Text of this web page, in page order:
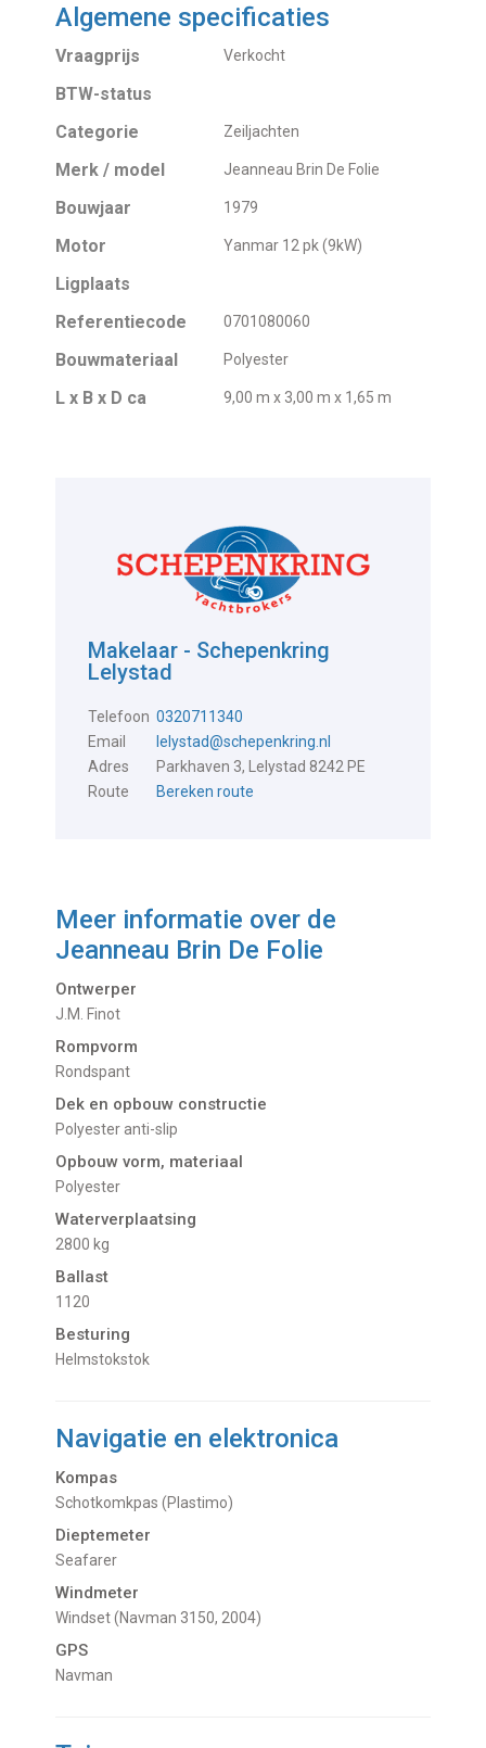
Algemene specificaties
Vraagprijs Verkocht
BTW-status
Categorie
Zeiljachten
Merk / model Jeanneau Brin De Folie
Bouwjaar 1979
Motor Yanmar 12 pk (9kW)
Ligplaats
Referentiecode
0701080060
Bouwmateriaal Polyester
L x B x D ca 9,00 m x 3,00 m x 1,65 m
Makelaar - Schepenkring
Lelystad
Telefoon 0320711340
Email
lelystad@schepenkring.nl
Adres
Parkhaven 3, Lelystad 8242 PE
Route
Bereken route
Meer informatie over de
Jeanneau Brin De Folie
Ontwerper
J.M. Finot
Rompvorm
Rondspant
Dek en opbouw constructie
Polyester anti-slip
Opbouw vorm, materiaal
Polyester
Waterverplaatsing
2800 kg
Ballast
1120
Besturing
Helmstokstok
Navigatie en elektronica
Kompas
Schotkomkpas (Plastimo)
Dieptemeter
Seafarer
Windmeter
Windset (Navman 3150, 2004)
GPS
Navman